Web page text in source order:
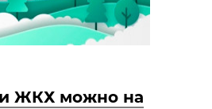
ЖКХ можно на